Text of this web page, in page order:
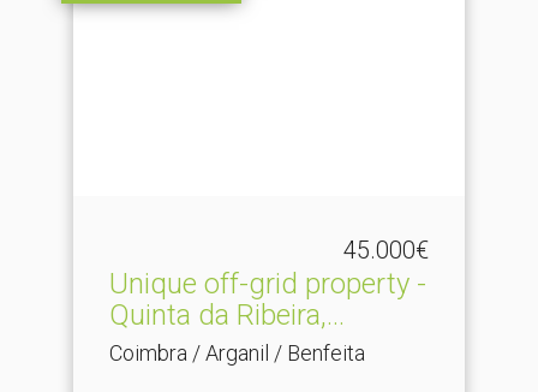
45.000€
Unique off-grid property -
Quinta da Ribeira,.​..
Coimbra / Arganil / Benfeita